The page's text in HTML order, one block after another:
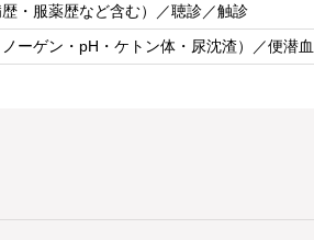
・服薬歴など含む）／聴診／触診
ーゲン・pH・ケトン体・尿沈渣）／便潜血